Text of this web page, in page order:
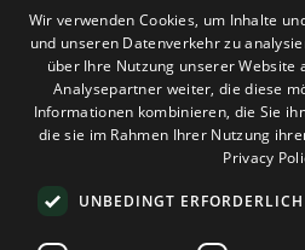
HOSTING
DOMAINS & E-MAIL
TOOLS & SICHERHEIT
UNTERNEHMEN
Wir verwenden Cookies, um Inhalte
und unseren Datenverkehr zu
über Ihre Nutzung unserer Website
Analysepartner weiter, die diese
Informationen kombinieren, die Sie
die sie im Rahmen Ihrer Nutzung
Privacy
UNBEDINGT ERFORDERLICH